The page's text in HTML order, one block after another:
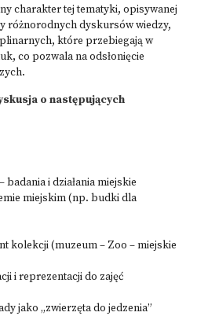
charakter tej tematyki, opisywanej
różnorodnych dyskursów wiedzy,
które przebiegają w
co pozwala na odsłonięcie
o następujących
badania i działania miejskie
miejskim (np. budki dla
kolekcji (muzeum – Zoo – miejskie
i reprezentacji do zajęć
jako „zwierzęta do jedzenia”